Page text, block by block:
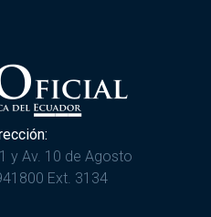
y Av. 10 de Agosto
Ext. 3134